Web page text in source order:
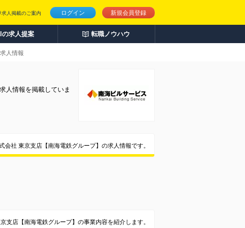
ログイン 新規会員登録
求人掲載のご案内
の求人提案 転職ノウハウ
人情報
人情報を掲載していま
会社 東京支店【南海電鉄グループ】の求人情報です。
支店【南海電鉄グループ】の事業内容を紹介します。